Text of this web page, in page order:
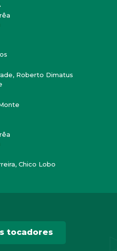
Roberto Dimatus
Chico Lobo
tocadores